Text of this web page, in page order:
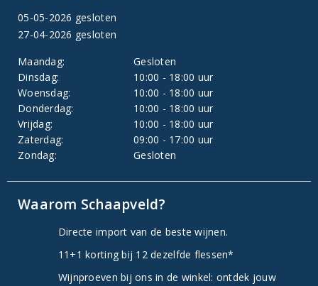
05-05-2026 gesloten
27-04-2026 gesloten
Maandag:
Gesloten
Dinsdag:
10:00 - 18:00 uur
Woensdag:
10:00 - 18:00 uur
Donderdag:
10:00 - 18:00 uur
Vrijdag:
10:00 - 18:00 uur
Zaterdag:
09:00 - 17:00 uur
Zondag:
Gesloten
Waarom Schaapveld?
Directe import van de beste wijnen.
11+1 korting bij 12 dezelfde flessen*
Wijnproeven bij ons in de winkel: ontdek jouw